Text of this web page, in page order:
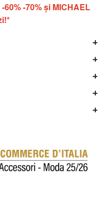
60% -70% și MICHAEL